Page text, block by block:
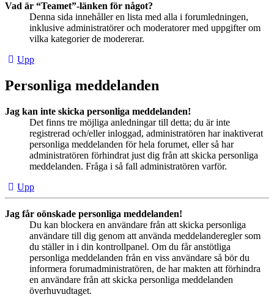
Vad är “Teamet”-länken för något?
Denna sida innehåller en lista med alla i forumledningen,
inklusive administratörer och moderatorer med uppgifter om
vilka kategorier de modererar.
Upp
Personliga meddelanden
Jag kan inte skicka personliga meddelanden!
Det finns tre möjliga anledningar till detta; du är inte
registrerad och/eller inloggad, administratören har inaktiverat
personliga meddelanden för hela forumet, eller så har
administratören förhindrat just dig från att skicka personliga
meddelanden. Fråga i så fall administratören varför.
Upp
Jag får oönskade personliga meddelanden!
Du kan blockera en användare från att skicka personliga
användare till dig genom att använda meddelanderegler som
du ställer in i din kontrollpanel. Om du får anstötliga
personliga meddelanden från en viss användare så bör du
informera forumadministratören, de har makten att förhindra
en användare från att skicka personliga meddelanden
överhuvudtaget.